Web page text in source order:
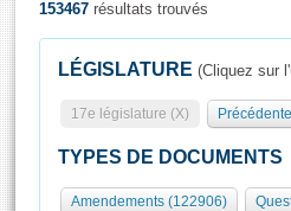
Présidence
577 députés
Séance publique
Commissions et autres
Rôle et pouvoirs de
Visiter l'Assemblée
Visite virtuelle du palais
153467 résultats trouvés
LÉGISLATURE (Cliquez sur
17e législature (X)
TYPES DE DOCUMENTS
Amendements (122906)